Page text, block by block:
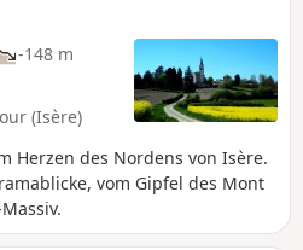
spielen
mit
des
neu
-148 m
(Isère)
Herzen des Nordens von Isère.
vom Gipfel des Mont